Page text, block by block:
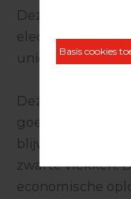
Deze Duoline
electrische
unieke ontwerp
Deze Duoline
goede
blijvende
zwarte vlekken.
economische